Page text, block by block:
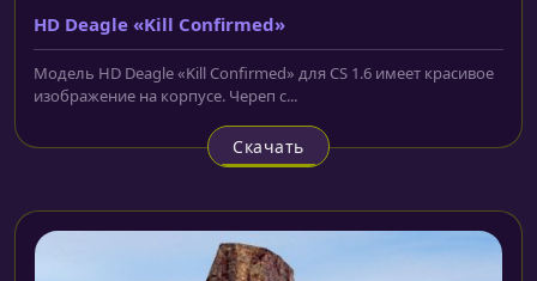
HD Deagle «Kill Confirmed»
Модель HD Deagle «Kill Confirmed» для CS 1.6 имеет красивое
изображение на корпусе. Череп с...
Скачать